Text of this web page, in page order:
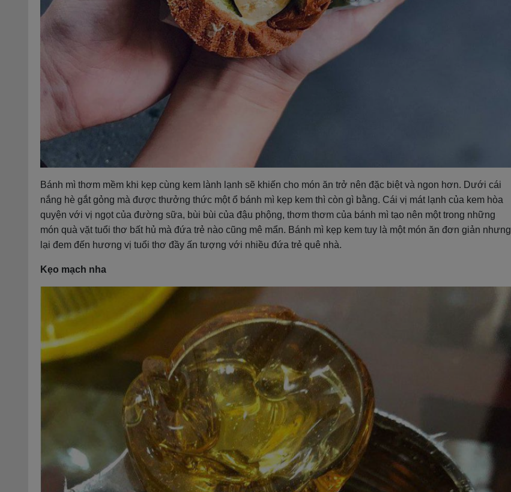
Bánh mì thơm mềm khi kẹp cùng kem lành lạnh sẽ khiến cho món ăn trở nên đặc biệt và ngon hơn. Dưới cái
nắng hè gắt gỏng mà được thưởng thức một ổ bánh mì kẹp kem thì còn gì bằng. Cái vị mát lạnh của kem hòa
quyện với vị ngọt của đường sữa, bùi bùi của đậu phộng, thơm thơm của bánh mì tạo nên một trong những
món quà vặt tuổi thơ bất hủ mà đứa trẻ nào cũng mê mẩn. Bánh mì kẹp kem tuy là một món ăn đơn giản nhưng
lại đem đến hương vị tuổi thơ đầy ấn tượng với nhiều đứa trẻ quê nhà.
Kẹo mạch nha